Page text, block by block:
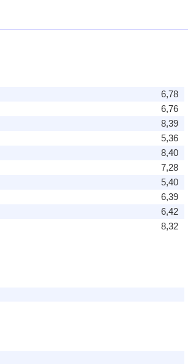
6,78
6,76
8,39
5,36
8,40
7,28
5,40
6,39
6,42
8,32